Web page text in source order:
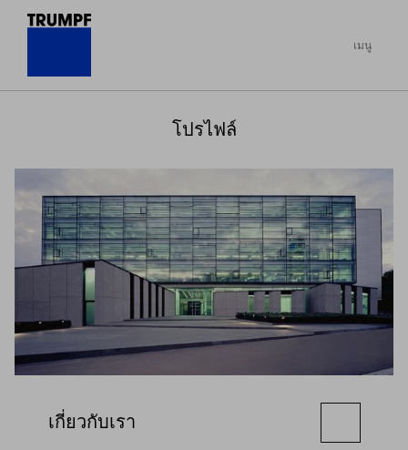
เมนู
โปรไฟล์
เกี่ยวกับเรา